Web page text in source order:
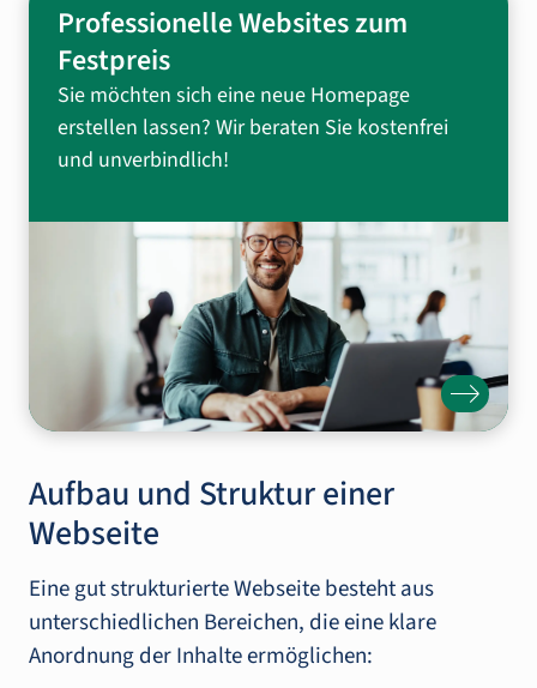
Professionelle Websites zum
Festpreis
Sie möchten sich eine neue Homepage
erstellen lassen? Wir beraten Sie kostenfrei
und unverbindlich!
Aufbau und Struktur einer
Webseite
Eine gut strukturierte Webseite besteht aus
unterschiedlichen Bereichen, die eine klare
Anordnung der Inhalte ermöglichen: